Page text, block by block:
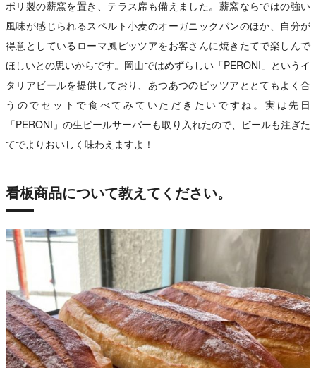
ポリ製の薪窯を置き、テラス席も備えました。薪窯ならではの強い
風味が感じられるスペルト小麦のオーガニックパンのほか、自分が
得意としているローマ風ピッツアをお客さんに焼きたてで楽しんで
ほしいとの思いからです。岡山ではめずらしい「PERONI」というイ
タリアビールを提供しており、あつあつのピッツアととてもよく合
うのでセットで食べてみていただきたいですね。実は先日
「PERONI」の生ビールサーバーも取り入れたので、ビールも注ぎた
てでよりおいしく味わえますよ！
看板商品について教えてください。